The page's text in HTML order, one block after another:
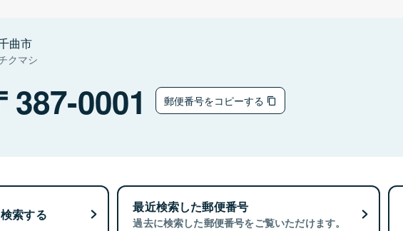
曲市
クマシ
387-0001 郵便番号をコピーする
索する 最近検索した郵便番号
過去に検索した郵便番号をご覧いただけます。